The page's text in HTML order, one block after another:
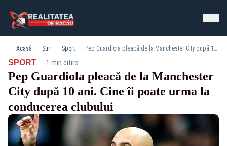
Acasă Știri Sport Pep Guardiola pleacă de la Manchester City după 10 ani. Cine îi poate urma la conducerea clubului
SPORT· 1 min citire
Pep Guardiola pleacă de la Manchester
City după 10 ani. Cine îi poate urma la
conducerea clubului